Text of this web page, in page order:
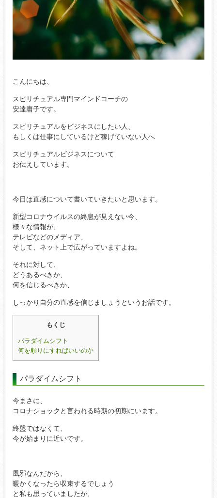
こんにちは、
スピリチュアル専門マインドコーチの
安達庸子です。
スピリチュアルをビジネスにしたい人、
もしくは仕事にしているけど稼げていない人へ
スピリチュアルビジネスについて
お伝えしています。
今日は直感について書いていきたいと思います。
新型コロナウイルスの終息が見えない今、
様々な情報が、
テレビなどのメディア、
そして、ネット上で広がっていますよね。
それに対して、
どうあるべきか、
何を信じるべきか、
しっかり自分の直感を信じましょうというお話です。
もくじ
パラダイムシフト
何を頼りにすればいいのか
パラダイムシフト
今まさに、
コロナショックと言われる時期の初期にいます。
終盤ではなくて、
今が始まりに近いです。
風邪なんだから、
暖かくなったら収束するでしょう
と私も思っていましたが、